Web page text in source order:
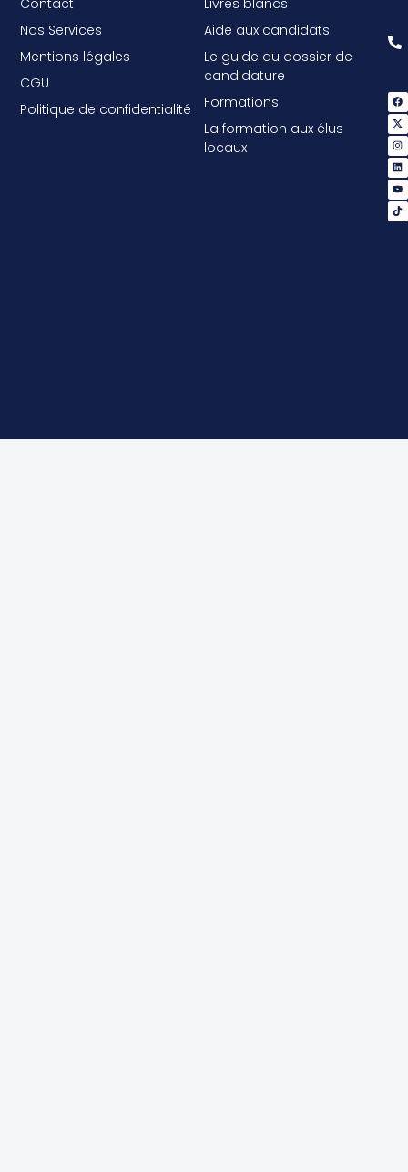
Livres blancs
Aide aux candidats
Le guide du dossier de
candidature
Formations
La formation aux élus
locaux
Contact
Nos Services
Mentions légales
CGU
Politique de confidentialité